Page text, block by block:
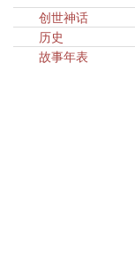
创世神话
历史
故事年表